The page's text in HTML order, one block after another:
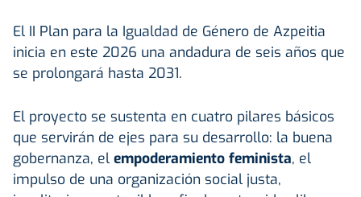
El II Plan para la Igualdad de Género de Azpeitia
inicia en este 2026 una andadura de seis años que
se prolongará hasta 2031.
El proyecto se sustenta en cuatro pilares básicos
que servirán de ejes para su desarrollo: la buena
gobernanza, el empoderamiento feminista, el
impulso de una organización social justa,